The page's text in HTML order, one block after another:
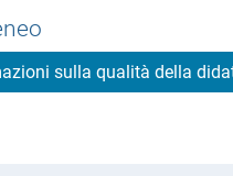
sulla qualità della